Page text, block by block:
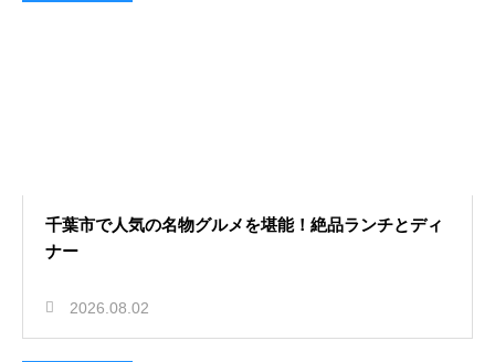
千葉市で人気の名物グルメを堪能！絶品ランチとディ
ナー
2026.08.02